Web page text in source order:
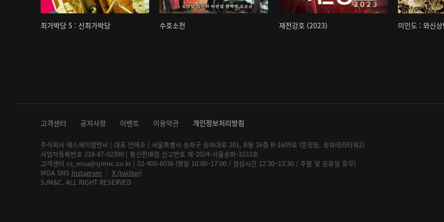
최가박당 5 : 신최가박당 수호소전 재전강호 (2023) 미인도 : 와신
고객센터 공지사항 이벤트 이용약관 개인정보처리방침
주식회사 에스제이엠엔씨 | 대표 안해조 | 서울특별시 송파구 송파대로 201, B동 16층 B-1609호 (문정동, 송파테라타워2)
사업자등록번호 218-87-02390 | 통신판매업 신고번호 제-2024-서울송파-3233호
고객센터 cs_moa@sjmnc.co.kr | 02-400-6036 (평일 10:00~17:00 / 점심시간 12:30~13:30 / 주말 및 공휴일 휴무)
MOA SNS Instagram │ X (twitter)
SJM&C. ALL RIGHT RESERVED